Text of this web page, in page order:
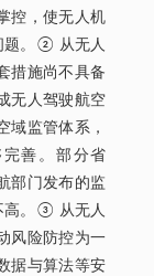
控，使无人机
题。② 从无人
措施尚不具备
无人驾驶航空
域监管体系，
善。部分省
部门发布的监
高。③ 从无人
风险防控为一
据与算法等安